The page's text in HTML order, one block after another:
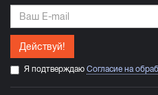
Действуй!
Я подтверждаю Согласие на